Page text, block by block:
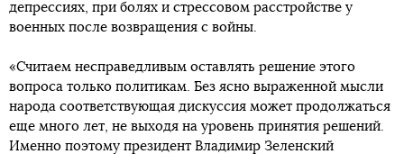
депрессиях, при болях и стрессовом расстройстве у
военных после возвращения с войны.
«Считаем несправедливым оставлять решение этого
вопроса только политикам. Без ясно выраженной мысли
народа соответствующая дискуссия может продолжаться
еще много лет, не выходя на уровень принятия решений.
Именно поэтому президент Владимир Зеленский